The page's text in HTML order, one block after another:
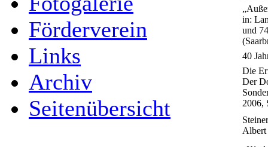
Förderverein
Links
Archiv
Seitenübersicht
in:
und
40
Die
Der
2006,
Albert